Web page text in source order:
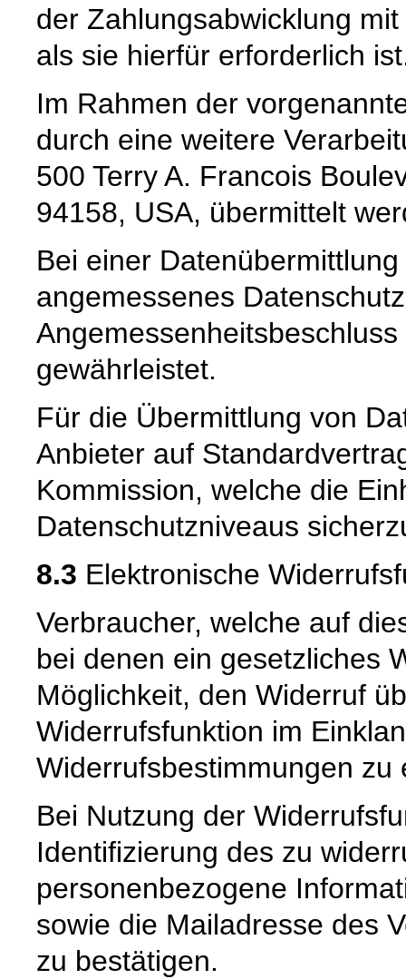
der Zahlungsabwicklung
als sie hierfür erforderlich
Im Rahmen der
durch eine weitere
500 Terry A. Francois
94158, USA, übermittelt
Bei einer
angemessenes
gewährleistet.
Für die Übermittlung von
Anbieter auf
Kommission, welche die
Datenschutzniveaus
8.3 Elektronische
Verbraucher, welche auf
bei denen ein gesetzliches
Möglichkeit, den Widerruf
Widerrufsfunktion im
Widerrufsbestimmungen zu
Bei Nutzung der
Identifizierung des zu
personenbezogene
sowie die Mailadresse des
zu bestätigen.